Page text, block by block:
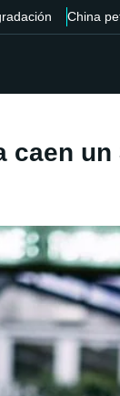
China
caen